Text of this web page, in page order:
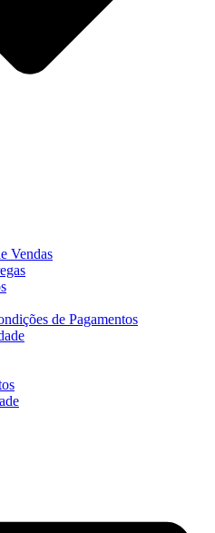
Vendas
de Pagamentos